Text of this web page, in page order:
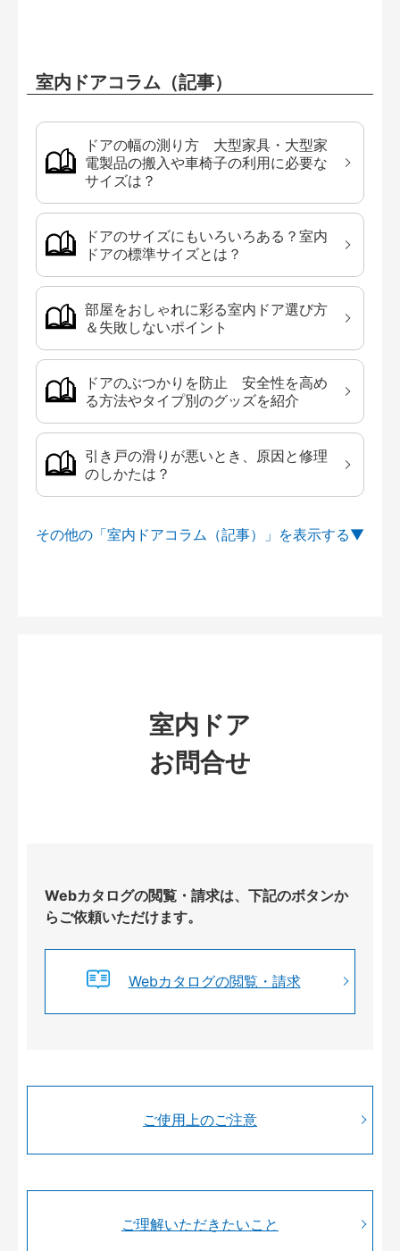
室内ドアコラム（記事）
ドアの幅の測り方 大型家具・大型家
電製品の搬入や車椅子の利用に必要な
サイズは？
ドアのサイズにもいろいろある？室内
ドアの標準サイズとは？
部屋をおしゃれに彩る室内ドア選び方
＆失敗しないポイント
ドアのぶつかりを防止 安全性を高め
る方法やタイプ別のグッズを紹介
引き戸の滑りが悪いとき、原因と修理
のしかたは？
その他の「室内ドアコラム（記事）」を
室内ドア
お問合せ
Webカタログの閲覧・請求は、下記のボタンか
らご依頼いただけます。
Webカタログの閲覧・請求
ご使用上のご注意
ご理解いただきたいこと